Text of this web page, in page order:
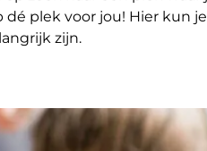
dé plek voor jou! Hier
zijn.